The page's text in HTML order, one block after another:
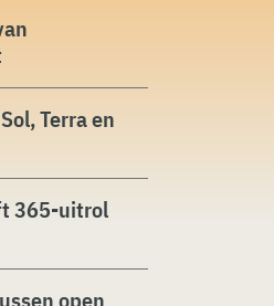
Terra en
365-uitrol
open